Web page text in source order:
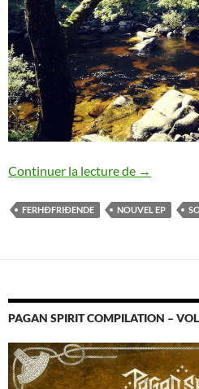
Continuer la lecture de →
FERHÐFRIÐENDE NOUVEL EP
PAGAN SPIRIT COMPILATION –